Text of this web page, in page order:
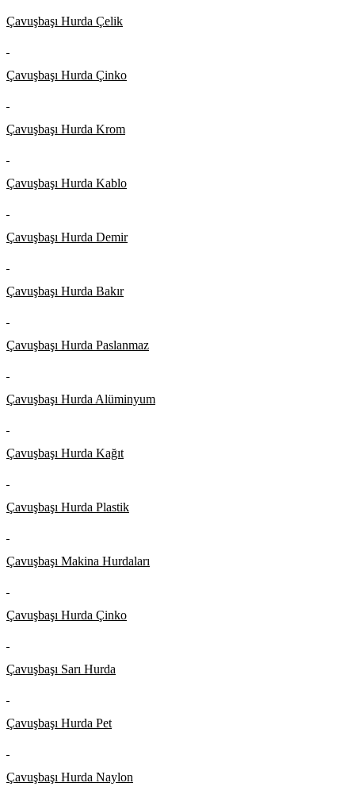
Çavuşbaşı Hurda Çelik
Çavuşbaşı Hurda Çinko
Çavuşbaşı Hurda Krom
Çavuşbaşı Hurda Kablo
Çavuşbaşı Hurda Demir
Çavuşbaşı Hurda Bakır
Çavuşbaşı Hurda Paslanmaz
Çavuşbaşı Hurda Alüminyum
Çavuşbaşı Hurda Kağıt
Çavuşbaşı Hurda Plastik
Çavuşbaşı Makina Hurdaları
Çavuşbaşı Hurda Çinko
Çavuşbaşı Sarı Hurda
Çavuşbaşı Hurda Pet
Çavuşbaşı Hurda Naylon